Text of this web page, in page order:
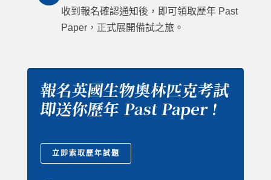
收到報名確認通知後，即可領取歷年 Past
Paper，正式展開備試之旅。
報名英國生物奧林匹克考試
即送你歷年 Past Paper！
立即索取歷年試題